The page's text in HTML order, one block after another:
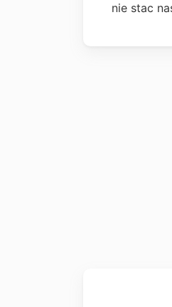
nie stac